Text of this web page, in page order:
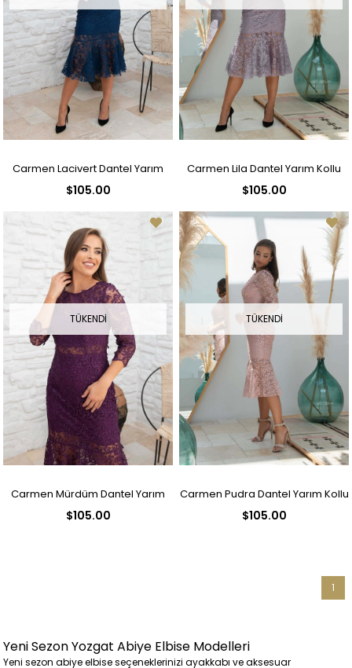
Carmen Lacivert Dantel Yarım
$105.00
Carmen Lila Dantel Yarım Kollu
$105.00
TÜKENDI
Carmen Mürdüm Dantel Yarım
$105.00
TÜKENDI
Carmen Pudra Dantel Yarım Kollu
$105.00
1
Yeni Sezon Yozgat Abiye Elbise Modelleri
Yeni sezon abiye elbise seçeneklerinizi ayakkabı ve aksesuar